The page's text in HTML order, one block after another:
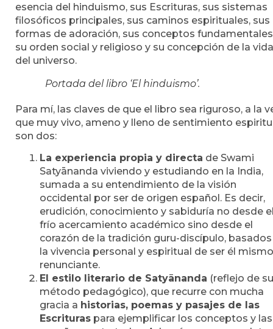
esencia del hinduismo, sus Escrituras, sus sistemas
filosóficos principales, sus caminos espirituales, sus
formas de adoración, sus conceptos
su orden social y religioso y su concepción de la
del universo.
Portada del libro ‘El hinduismo’.
Para mí, las claves de que el libro sea riguroso, a la
que muy vivo, ameno y lleno de sentimiento
son dos:
La experiencia propia y directa de Swami
Satyānanda viviendo y estudiando en la India,
sumada a su entendimiento de la visión
occidental por ser de origen español. Es decir,
erudición, conocimiento y sabiduría no desde
frío acercamiento académico sino desde el
corazón de la tradición guru-discípulo,
la vivencia personal y espiritual de ser él
renunciante.
El estilo literario de Satyānanda (reflejo de su
método pedagógico), que recurre con mucha
gracia a historias, poemas y pasajes de las
Escrituras para ejemplificar los conceptos y las